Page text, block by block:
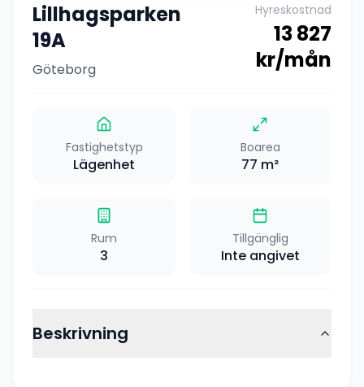
Lillhagsparken
19A
Göteborg
Hyreskostnad
13 827
kr/mån
Fastighetstyp
Lägenhet
Boarea
77 m²
Rum
3
Tillgänglig
Inte angivet
Beskrivning